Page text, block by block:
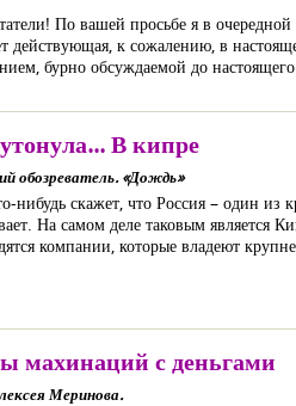
По вашей просьбе я в
действующая, к сожалению, в
бурно обсуждаемой до
В кипре
обозреватель. «Дождь»
нибудь скажет, что Россия – один из
На самом деле таковым является
компании, которые владеют
махинаций с деньгами
Меринова.